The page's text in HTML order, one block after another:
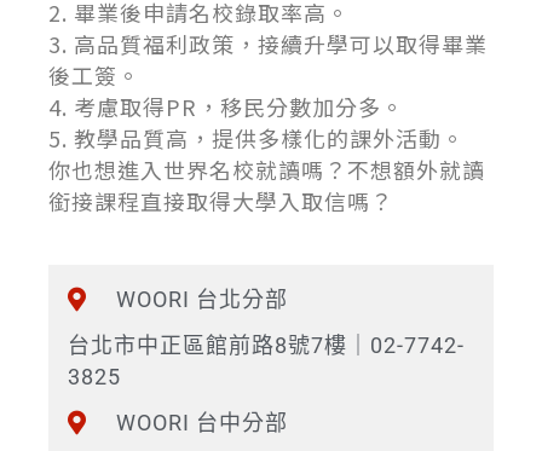
2. 畢業後申請名校錄取率高。
3. 高品質福利政策，接續升學可以取得畢業
後工簽。
4. 考慮取得PR，移民分數加分多。
5. 教學品質高，提供多樣化的課外活動。
你也想進入世界名校就讀嗎？不想額外就讀
銜接課程直接取得大學入取信嗎？
WOORI 台北分部
台北市中正區館前路8號7樓｜02-7742-
3825
WOORI 台中分部